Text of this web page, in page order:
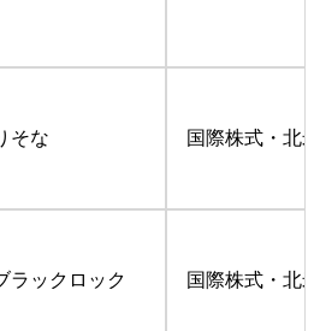
そな 国際株式・北
ラックロック 国際株式・北